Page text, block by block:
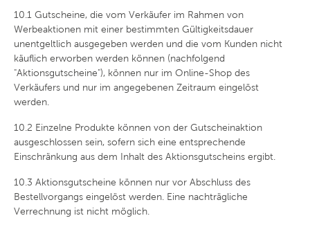
10.1 Gutscheine, die vom Verkäufer im Rahmen von
Werbeaktionen mit einer bestimmten Gültigkeitsdauer
unentgeltlich ausgegeben werden und die vom Kunden nicht
käuflich erworben werden können (nachfolgend
"Aktionsgutscheine"), können nur im Online-Shop des
Verkäufers und nur im angegebenen Zeitraum eingelöst
werden.
10.2 Einzelne Produkte können von der Gutscheinaktion
ausgeschlossen sein, sofern sich eine entsprechende
Einschränkung aus dem Inhalt des Aktionsgutscheins ergibt.
10.3 Aktionsgutscheine können nur vor Abschluss des
Bestellvorgangs eingelöst werden. Eine nachträgliche
Verrechnung ist nicht möglich.